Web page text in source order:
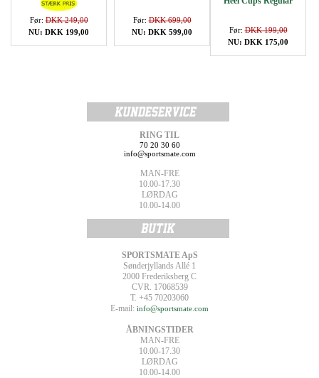
Før:DKK 249,00
NU: DKK 199,00
Før:DKK 699,00
NU: DKK 599,00
Før:DKK 199,00
NU: DKK 175,00
RING TIL
70 20 30 60
info@sportsmate.com
MAN-FRE
10.00-17.30
LØRDAG
10.00-14.00
SPORTSMATE ApS
Sønderjyllands Allé 1
2000 Frederiksberg C
CVR. 17068539
T. +45 70203060
E-mail: info@sportsmate.com
ÅBNINGSTIDER
MAN-FRE
10.00-17.30
LØRDAG
10.00-14.00